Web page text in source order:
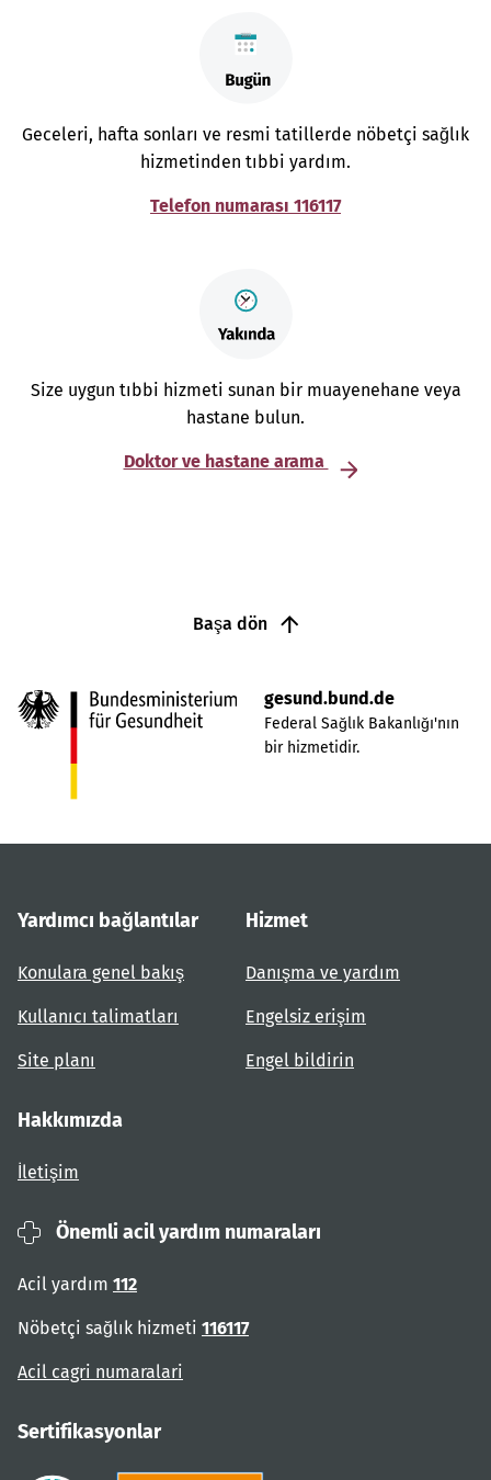
Geceleri, hafta sonları ve resmi tatillerde nöbetçi sağlık
hizmetinden tıbbi yardım.
Telefon numarası 116117
Size uygun tıbbi hizmeti sunan bir muayenehane veya
hastane bulun.
Doktor ve hastane arama
Başa dön
gesund.bund.de
Federal Sağlık Bakanlığı'nın
bir hizmetidir.
Yardımcı bağlantılar
Konulara genel bakış
Kullanıcı talimatları
Site planı
Hizmet
Danışma ve yardım
Engelsiz erişim
Engel bildirin
Hakkımızda
İletişim
Önemli acil yardım numaraları
Acil yardım 112
Nöbetçi sağlık hizmeti 116117
Acil cagri numaralari
Sertifikasyonlar